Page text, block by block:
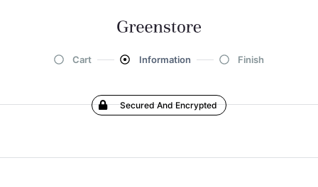
Cart Information Finish
Secured And Encrypted